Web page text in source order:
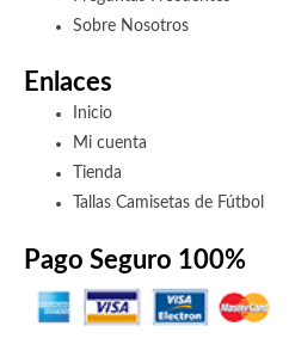
Sobre Nosotros
Enlaces
Inicio
Mi cuenta
Tienda
Tallas Camisetas de Fútbol
Pago Seguro 100%